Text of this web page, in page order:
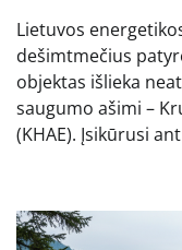
Lietuvos
dešimtmečius
objektas išlieka
saugumo ašimi –
(KHAE). Įsikūrusi